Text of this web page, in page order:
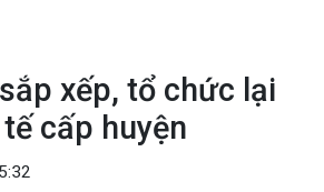
xếp, tổ chức lại
cấp huyện